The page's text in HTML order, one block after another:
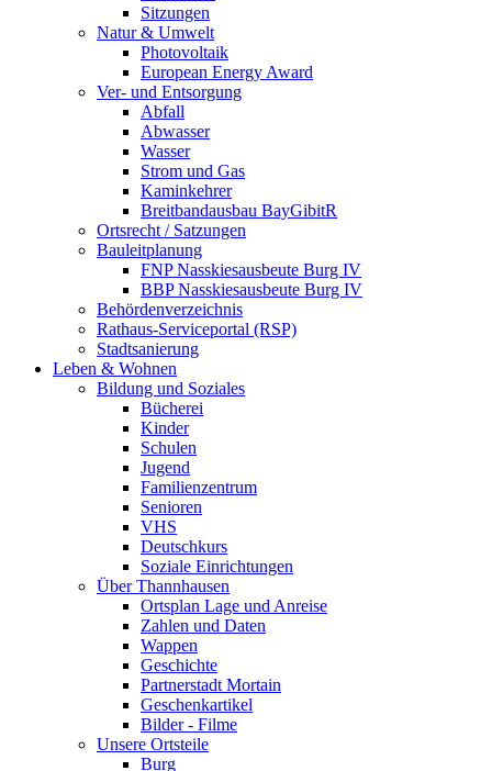
Sitzungen
Natur & Umwelt
Photovoltaik
European Energy Award
Ver- und Entsorgung
Abfall
Abwasser
Wasser
Strom und Gas
Kaminkehrer
Breitbandausbau BayGibitR
Ortsrecht / Satzungen
Bauleitplanung
FNP Nasskiesausbeute Burg IV
BBP Nasskiesausbeute Burg IV
Behördenverzeichnis
Rathaus-Serviceportal (RSP)
Stadtsanierung
Leben & Wohnen
Bildung und Soziales
Bücherei
Kinder
Schulen
Jugend
Familienzentrum
Senioren
VHS
Deutschkurs
Soziale Einrichtungen
Über Thannhausen
Ortsplan Lage und Anreise
Zahlen und Daten
Wappen
Geschichte
Partnerstadt Mortain
Geschenkartikel
Bilder - Filme
Unsere Ortsteile
Burg